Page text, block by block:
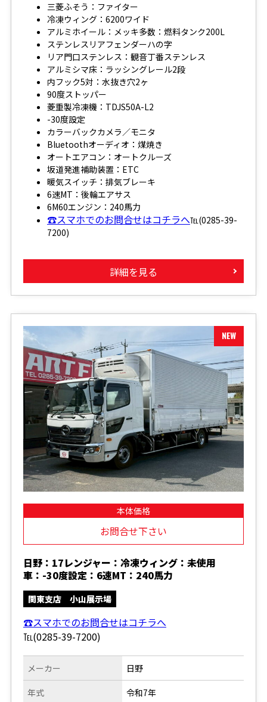
三菱ふそう：ファイター
冷凍ウィング：6200ワイド
アルミホイール：メッキ多数：燃料タンク200L
ステンレスリアフェンダーハの字
リア門口ステンレス：観音丁番ステンレス
アルミシマ床：ラッシングレール2段
内フック5対：水抜き穴2ヶ
90度ストッパー
菱重製冷凍機：TDJS50A-L2
-30度設定
カラーバックカメラ／モニタ
Bluetoothオーディオ：煤焼き
オートエアコン：オートクルーズ
坂道発進補助装置：ETC
暖気スイッチ：排気ブレーキ
6速MT：後輪エアサス
6M60エンジン：240馬力
☎スマホでのお問合せはコチラへ℡(0285-39-
7200)
詳細を見る
本体価格
お問合せ下さい
日野：17レンジャー：冷凍ウィング：未使用
車：-30度設定：6速MT：240馬力
関東支店 小山展示場
☎スマホでのお問合せはコチラへ
℡(0285-39-7200)
メーカー
年式
日野
令和7年